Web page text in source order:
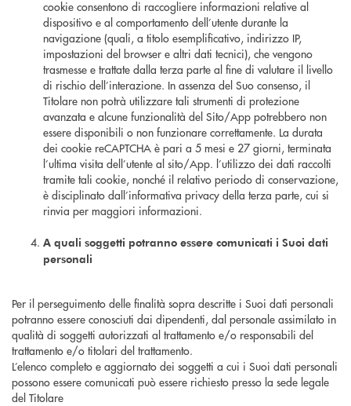
cookie consentono di raccogliere informazioni relative al
dispositivo e al comportamento dell’utente durante la
navigazione (quali, a titolo esemplificativo, indirizzo IP,
impostazioni del browser e altri dati tecnici), che vengono
trasmesse e trattate dalla terza parte al fine di valutare il livello
di rischio dell’interazione. In assenza del Suo consenso, il
Titolare non potrà utilizzare tali strumenti di protezione
avanzata e alcune funzionalità del Sito/App potrebbero non
essere disponibili o non funzionare correttamente. La durata
dei cookie reCAPTCHA è pari a 5 mesi e 27 giorni, terminata
l’ultima visita dell’utente al sito/App. l’utilizzo dei dati raccolti
tramite tali cookie, nonché il relativo periodo di conservazione,
è disciplinato dall’informativa privacy della terza parte, cui si
rinvia per maggiori informazioni.
A quali soggetti potranno essere comunicati i Suoi dati
personali
Per il perseguimento delle finalità sopra descritte i Suoi dati personali
potranno essere conosciuti dai dipendenti, dal personale assimilato in
qualità di soggetti autorizzati al trattamento e/o responsabili del
trattamento e/o titolari del trattamento.
L’elenco completo e aggiornato dei soggetti a cui i Suoi dati personali
possono essere comunicati può essere richiesto presso la sede legale
del Titolare